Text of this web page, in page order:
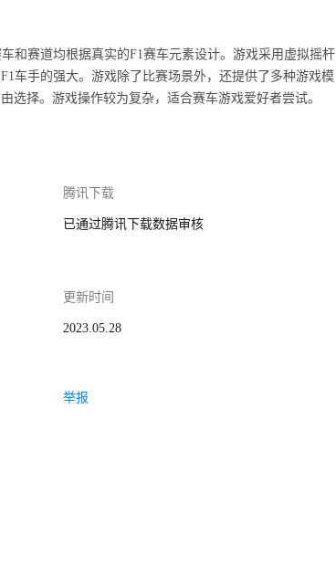
和赛道均根据真实的F1赛车元素设计。游戏采用虚拟摇杆
车手的强大。游戏除了比赛场景外，还提供了多种游戏模
选择。游戏操作较为复杂，适合赛车游戏爱好者尝试。
腾讯下载
已通过腾讯下载数据审核
更新时间
2023.05.28
举报